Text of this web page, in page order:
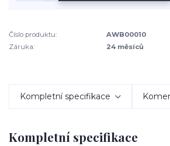
Číslo produktu:
AWB00010
Záruka:
24 měsíců
Kompletní specifikace
Kompletní specifikace